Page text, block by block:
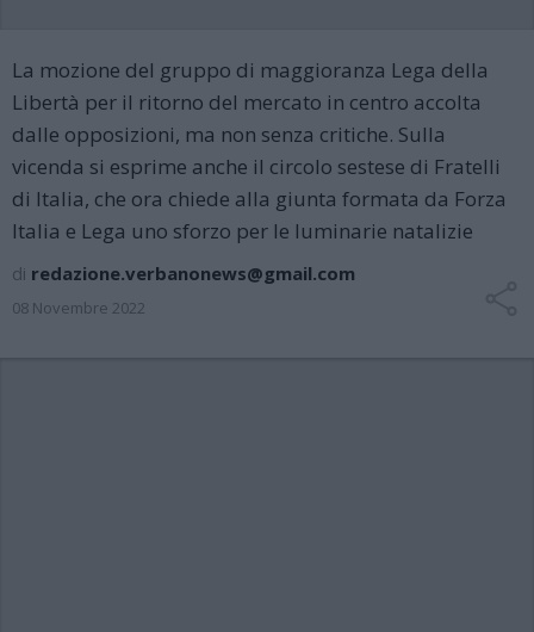
La mozione del gruppo di maggioranza Lega della
Libertà per il ritorno del mercato in centro accolta
dalle opposizioni, ma non senza critiche. Sulla
vicenda si esprime anche il circolo sestese di Fratelli
di Italia, che ora chiede alla giunta formata da Forza
Italia e Lega uno sforzo per le luminarie natalizie
di redazione.verbanonews@gmail.com
08 Novembre 2022